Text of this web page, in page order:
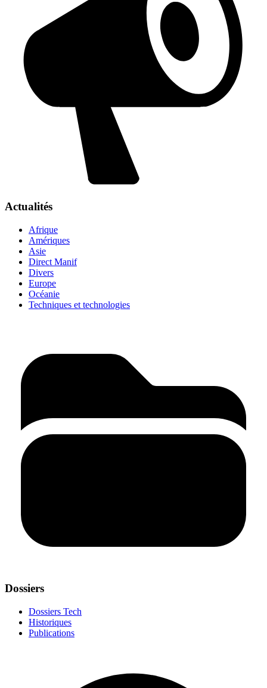
Actualités
Afrique
Amériques
Asie
Direct Manif
Divers
Europe
Océanie
Techniques et technologies
Dossiers
Dossiers Tech
Historiques
Publications